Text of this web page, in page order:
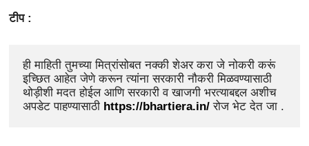
टीप :
ही माहिती तुमच्या मित्रांसोबत नक्की शेअर करा जे नोकरी करूं
इच्छित आहेत जेणे करून त्यांना सरकारी नौकरी मिळवण्यासाठी
थोड़ीशी मदत होईल आणि सरकारी व खाजगी भरत्याबद्दल अशीच
अपडेट पाहण्यासाठी https://bhartiera.in/ रोज भेट देत जा .